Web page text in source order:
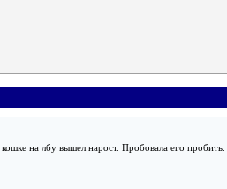
на лбу вышел нарост. Пробовала его